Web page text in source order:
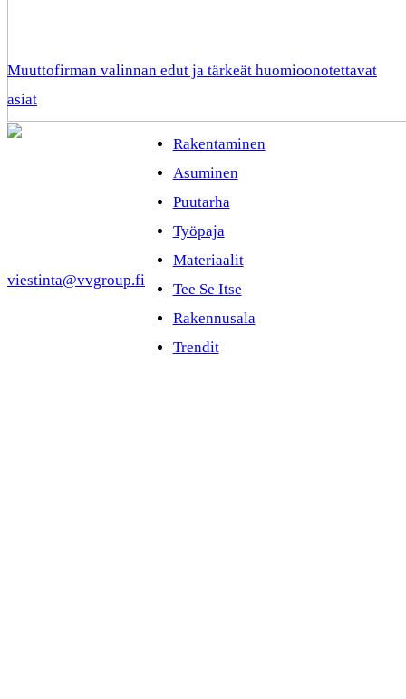
Muuttofirman valinnan edut ja tärkeät huomioonotettavat
asiat
Rakentaminen
Asuminen
Puutarha
Työpaja
Materiaalit
Tee Se Itse
Rakennusala
Trendit
viestinta@vvgroup.fi